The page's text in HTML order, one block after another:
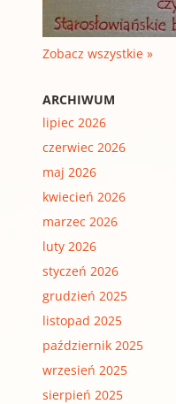
Zobacz wszystkie »
ARCHIWUM
lipiec 2026
czerwiec 2026
maj 2026
kwiecień 2026
marzec 2026
luty 2026
styczeń 2026
grudzień 2025
listopad 2025
październik 2025
wrzesień 2025
sierpień 2025